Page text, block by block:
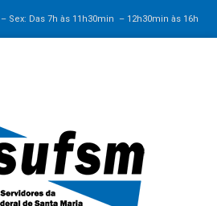
– Sex: Das 7h às 11h30min – 12h30minàs 16h